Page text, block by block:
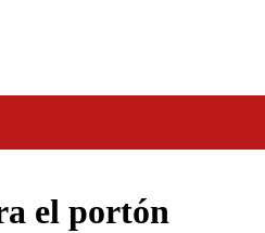
el portón